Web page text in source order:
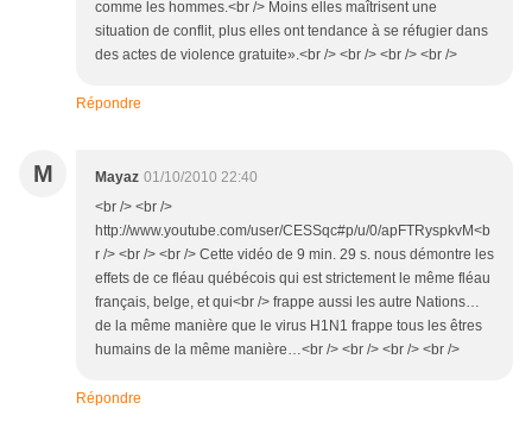
comme les hommes.<br /> Moins elles maîtrisent une
situation de conflit, plus elles ont tendance à se réfugier dans
des actes de violence gratuite».<br /> <br /> <br /> <br />
Répondre
M Mayaz 01/10/2010 22:40
<br /> <br />
http://www.youtube.com/user/CESSqc#p/u/0/apFTRyspkvM<b
r /> <br /> <br /> Cette vidéo de 9 min. 29 s. nous démontre les
effets de ce fléau québécois qui est strictement le même fléau
français, belge, et qui<br /> frappe aussi les autre Nations…
de la même manière que le virus H1N1 frappe tous les êtres
humains de la même manière…<br /> <br /> <br /> <br />
Répondre